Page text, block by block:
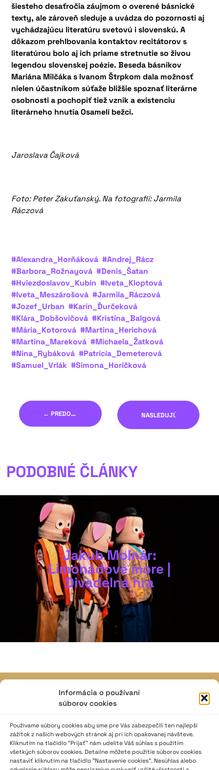
Informácia o používaní
súborov cookies
Používame súbory cookies aby sme pre Vás zabezpečili ten najlepší
zážitok z našich webových stránok aj pri ich opakovanej návšteve.
Kliknutím na tlačidlo “Prijať” nám udelíte Váš súhlas s použitím
všetkých súborov cookies. Detailne môžete použitie súborov cookies
nastaviť kliknutím na tlačidlo "Nastavenie cookies". Nesúhlas alebo
šiesteho desaťročia záujmom o overené básnické
texty, ale zároveň sleduje a uvádza do pozornosti aj
vychádzajúcu literatúru svetovú i slovenskú. A
dôkazom prehlbovania kontaktov recitátorov s
literatúrou bolo aj ich priame stretnutie so živou
legendou slovenskej poézie. Beseda básnikov
Mariána Milčáka s Ivanom Štrpkom dala možnosť
nielen účastníkom súťaže bližšie spoznať literárne
osobnosti a pochopiť tiež vznik a existenciu
literárneho hnutia Osamelí bežci.
Jaroslava Čajková
Foto: Peter Zakuťanský. Na fotografii: Jarmila
Ráczová
#Alexandra_Horňáková #Andrej_Rácz
#Barbora_Rožnayová #Denis_Šatan
#Hviezdoslavov_Kubín #Iveta_Kloptová
#Iveta_Meszárošová #Jarmila_Ráczová
#Jozef_Urban #Karin_Ďurčeková
#Klára_Dobšovičová #Kristína_Balgová
#Mária_Kotorová #Martina_Herichová
#Martina_Mareková #Michaela_Žatková
#Nina_Rybáková #Patrícia_Demeterová
#Samuel_Vrlák #Simona_Horičková
← PREDOŠLÝ NASLEDUJÚCI →
PODOBNÉ ČLÁNKY
Jakub Molnár:
Limonádové more |
Divadelná hra
e-mail: javisko.noc@nocka.sk
Nám. SNP č. 12, 812 34 Bratislava 1
Slovenská republika